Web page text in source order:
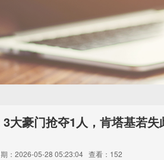
大豪门抢夺1人，肯塔基若失
期：2026-05-28 05:23:04 查看：152